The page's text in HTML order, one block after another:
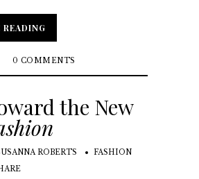
READING
READING
0 COMMENTS
the New
ROBERTS
FASHION